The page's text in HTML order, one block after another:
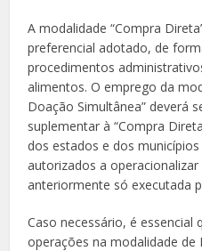
A modalidade “Compra
preferencial adotado, de
procedimentos
alimentos. O emprego da
Doação Simultânea” deverá
suplementar à “Compra
dos estados e dos
autorizados a
anteriormente só executada
Caso necessário, é essencial
operações na modalidade de